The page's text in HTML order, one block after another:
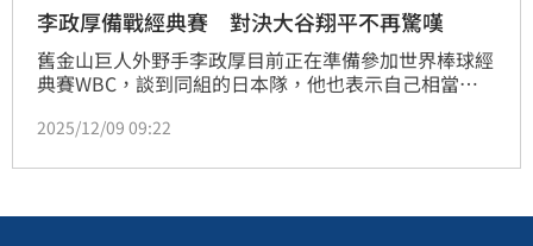
李政厚備戰經典賽 對決大谷翔平不再驚嘆
舊金山巨人外野手李政厚目前正在準備參加世界棒球經
典賽WBC，談到同組的日本隊，他也表示自己相當期
2025/12/09 09:22